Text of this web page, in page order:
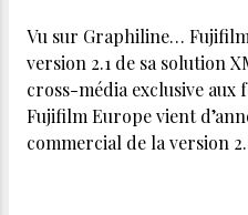
de qualité et de l'intégrité
l'essor des entreprises et
techniques ». La mission
sur le site http://
Vu sur Graphiline…
version 2.1 de sa solution
cross-média exclusive
Fujifilm Europe vient
commercial de la version
fonctions, la solution XMF